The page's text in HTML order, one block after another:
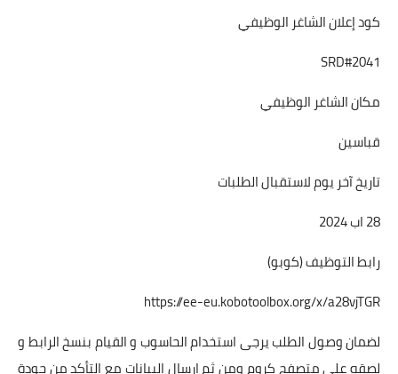
كود إعلان الشاغر الوظيفي
SRD#2041
مكان الشاغر الوظيفي
قباسين
تاريخ آخر يوم لاستقبال الطلبات
28 اب 2024
رابط التوظيف (كوبو)
https://ee-eu.kobotoolbox.org/x/a28vjTGR
لضمان وصول الطلب يرجى استخدام الحاسوب و القيام بنسخ الرابط و
لصقه على متصفح كروم ومن ثم ارسال البيانات مع التأكد من جودة